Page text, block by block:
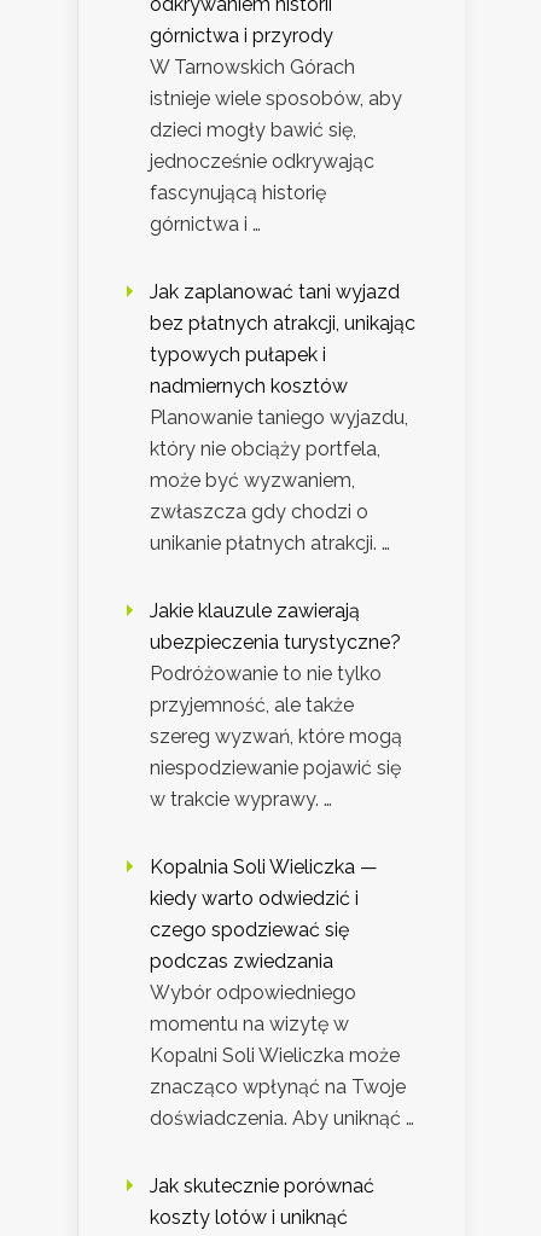
górnictwa i przyrody
W Tarnowskich Górach
istnieje wiele sposobów, aby
dzieci mogły bawić się,
jednocześnie odkrywając
fascynującą historię
górnictwa i …
Jak zaplanować tani wyjazd
bez płatnych atrakcji, unikając
typowych pułapek i
nadmiernych kosztów
Planowanie taniego wyjazdu,
który nie obciąży portfela,
może być wyzwaniem,
zwłaszcza gdy chodzi o
unikanie płatnych atrakcji. …
Jakie klauzule zawierają
ubezpieczenia turystyczne?
Podróżowanie to nie tylko
przyjemność, ale także
szereg wyzwań, które mogą
niespodziewanie pojawić się
w trakcie wyprawy. …
Kopalnia Soli Wieliczka —
kiedy warto odwiedzić i
czego spodziewać się
podczas zwiedzania
Wybór odpowiedniego
momentu na wizytę w
Kopalni Soli Wieliczka może
znacząco wpłynąć na Twoje
doświadczenia. Aby uniknąć …
Jak skutecznie porównać
koszty lotów i uniknąć